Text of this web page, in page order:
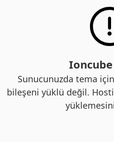
Ioncube
Sunucunuzda tema
bileşeni yüklü değil.